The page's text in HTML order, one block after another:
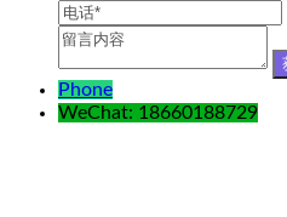
Phone
WeChat: 18660188729